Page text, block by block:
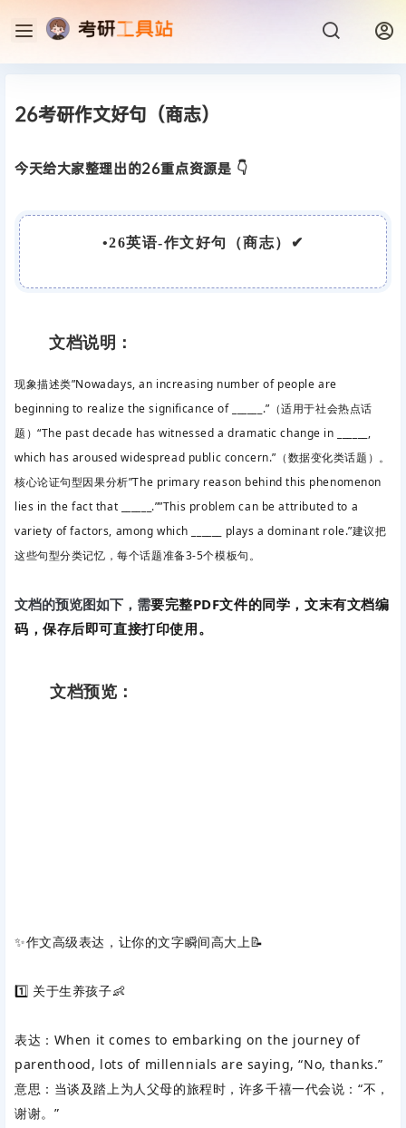
26考研作文好句（商志）
今天给大家整理出的26重点资源是 👇
•26英语-作文好句（商志） ✔
文档说明：
现象描述类”Nowadays, an increasing number of people are
beginning to realize the significance of ______.”（适用于社会热点话
题）“The past decade has witnessed a dramatic change in ______,
which has aroused widespread public concern.”（数据变化类话题）。
核心论证句型因果分析”The primary reason behind this phenomenon
lies in the fact that ______.””This problem can be attributed to a
variety of factors, among which ______ plays a dominant role.”建议把
这些句型分类记忆，每个话题准备3-5个模板句。
文档的预览图如下，需要完整PDF文件的同学，文末有文档编
码，保存后即可直接打印使用。
文档预览：
✨作文高级表达，让你的文字瞬间高大上📝
1️⃣ ‌ 关于生养孩子‌👶
表达 ‌：When it comes to ‌ embarking on ‌ the ‌ journey ‌ of
parenthood‌, lots of ‌ millennials ‌ are saying, “No, thanks.”
意思 ‌：当谈及踏上为人父母的旅程时，许多千禧一代会说：“不，
谢谢。”